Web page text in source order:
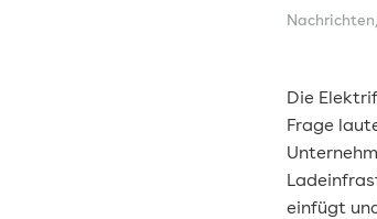
Nachrichten,
Die
Frage
einfügt